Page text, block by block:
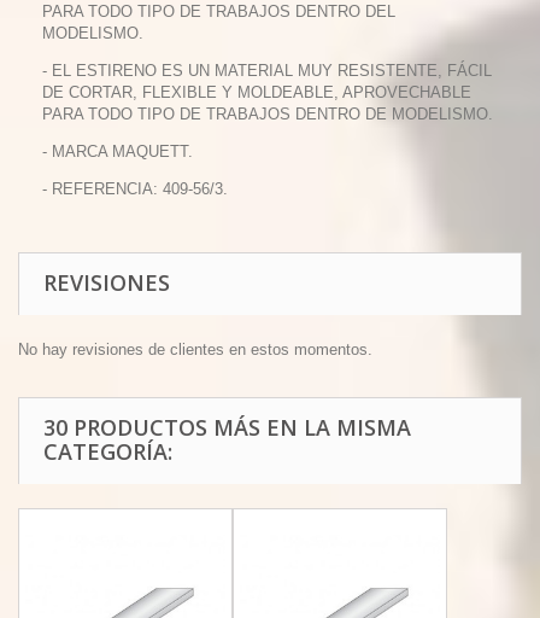
PARA TODO TIPO DE TRABAJOS DENTRO DEL
MODELISMO.
- EL ESTIRENO ES UN MATERIAL MUY RESISTENTE, FÁCIL
DE CORTAR, FLEXIBLE Y MOLDEABLE, APROVECHABLE
PARA TODO TIPO DE TRABAJOS DENTRO DE MODELISMO.
- MARCA MAQUETT.
- REFERENCIA: 409-56/3.
REVISIONES
No hay revisiones de clientes en estos momentos.
30 PRODUCTOS MÁS EN LA MISMA
CATEGORÍA: